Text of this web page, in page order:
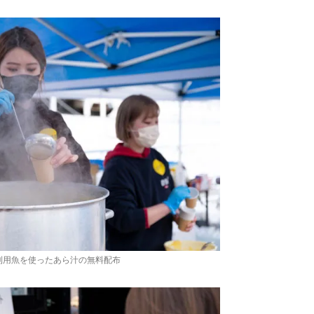
用魚を使ったあら汁の無料配布